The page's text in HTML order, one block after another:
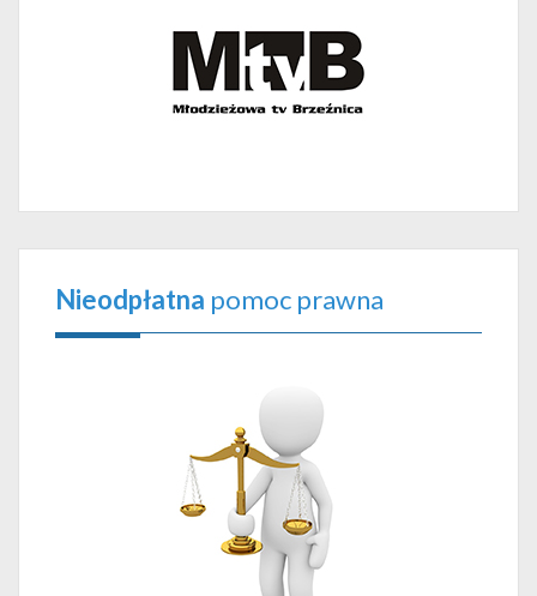
Nieodpłatna pomoc prawna